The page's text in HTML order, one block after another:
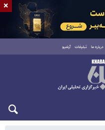
درباره ما تبلیغات آرشیو
×